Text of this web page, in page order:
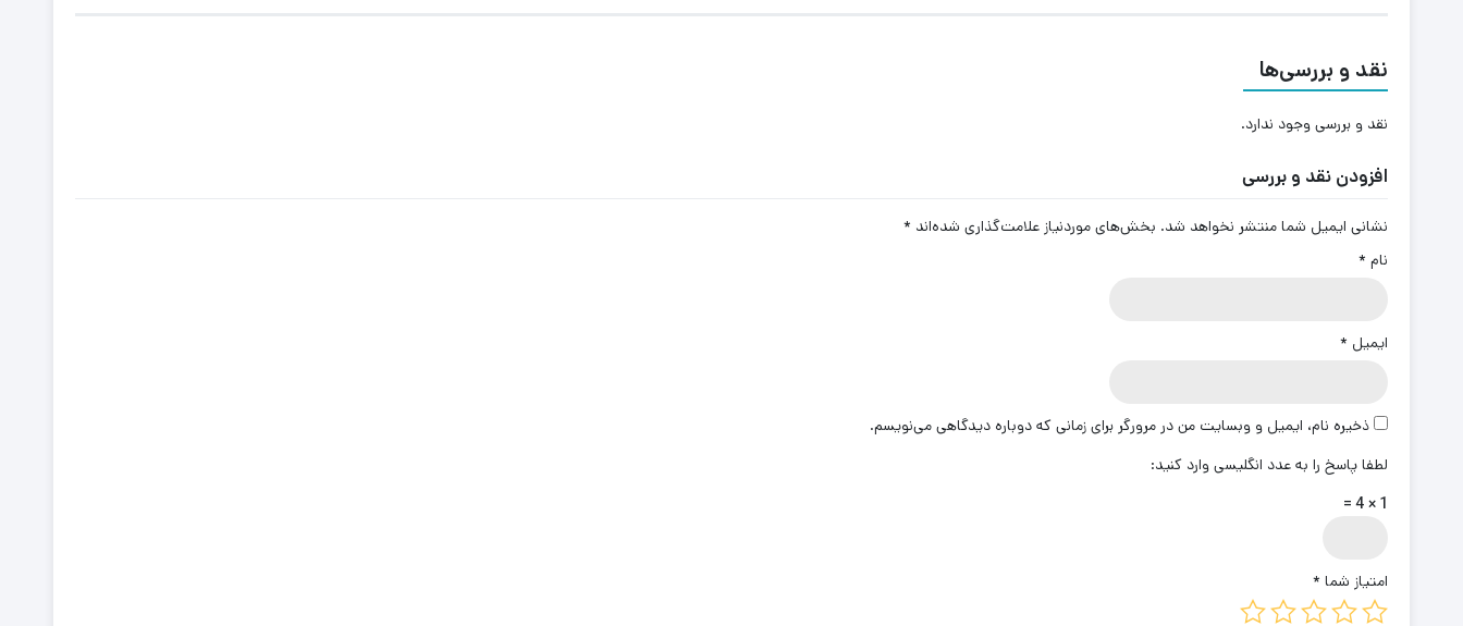
نقد و بررسی‌ها
نقد و بررسی وجود ندارد.
افزودن نقد و بررسی
نشانی ایمیل شما منتشر نخواهد شد. بخش‌های موردنیاز علامت‌گذاری شده‌اند *
نام *
ایمیل *
ذخیره نام، ایمیل و وبسایت من در مرورگر برای زمانی که دوباره دیدگاهی می‌نویسم.
لطفا پاسخ را به عدد انگلیسی وارد کنید:
1 × 4 =
امتیاز شما *